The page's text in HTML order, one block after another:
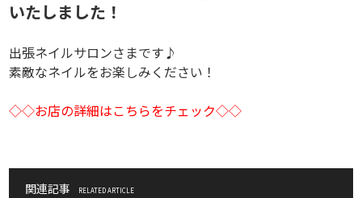
いたしました！
出張ネイルサロンさまです♪
素敵なネイルをお楽しみください！
◇◇お店の詳細はこちらをチェック◇◇
関連記事 RELATED ARTICLE